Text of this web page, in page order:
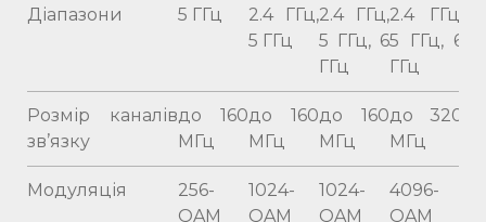
Діапазони 5 ГГц
2.4 ГГц,
5 ГГц
2.4 ГГц,
5 ГГц, 6
ГГц
2.4 ГГц,
5 ГГц, 6
ГГц
Розмір каналів
зв’язку
до 160
МГц
до 160
МГц
до 160
МГц
до 320
МГц
Модуляція
256-
QAM
1024-
QAM
1024-
QAM
4096-
QAM